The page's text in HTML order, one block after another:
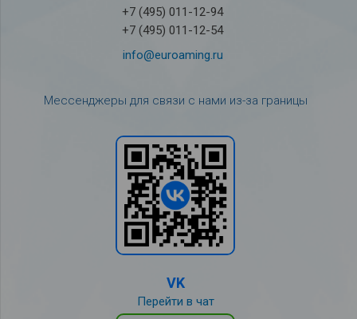
+7 (495) 011-12-94
+7 (495) 011-12-54
info@euroaming.ru
Мессенджеры для связи с нами из-за границы
VK
Перейти в чат